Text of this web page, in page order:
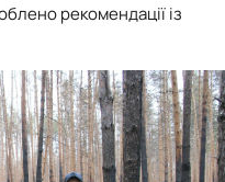
рекомендації із